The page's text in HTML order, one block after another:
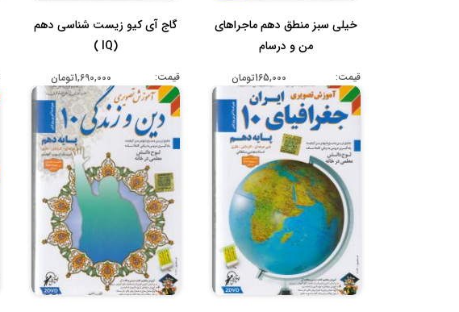
خیلی سبز منطق دهم ماجراهای
من و درسام
قیمت: 165,000تومان
گاج آی کیو زیست شناسی دهم
(IQ )
قیمت: 1,690,000تومان